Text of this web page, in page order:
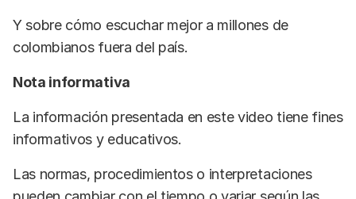
Y sobre cómo escuchar mejor a millones de
colombianos fuera del país.
Nota informativa
La información presentada en este video tiene fines
informativos y educativos.
Las normas, procedimientos o interpretaciones